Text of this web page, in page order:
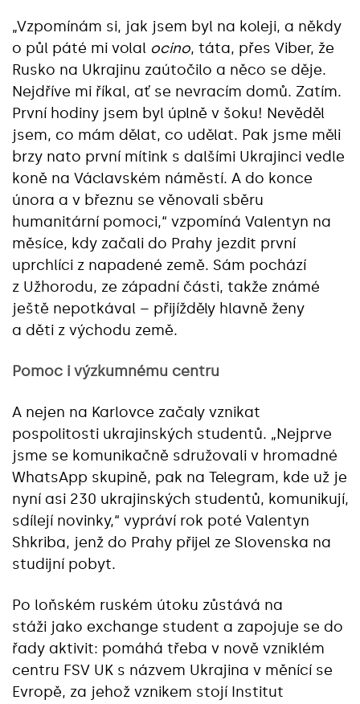
„Vzpomínám si, jak jsem byl na koleji, a někdy
o půl páté mi volal ocino, táta, přes Viber, že
Rusko na Ukrajinu zaútočilo a něco se děje.
Nejdříve mi říkal, ať se nevracím domů. Zatím.
První hodiny jsem byl úplně v šoku! Nevěděl
jsem, co mám dělat, co udělat. Pak jsme měli
brzy nato první mítink s dalšími Ukrajinci vedle
koně na Václavském náměstí. A do konce
února a v březnu se věnovali sběru
humanitární pomoci,“ vzpomíná Valentyn na
měsíce, kdy začali do Prahy jezdit první
uprchlíci z napadené země. Sám pochází
z Užhorodu, ze západní části, takže známé
ještě nepotkával – přijížděly hlavně ženy
a děti z východu země.
Pomoc i výzkumnému centru
A nejen na Karlovce začaly vznikat
pospolitosti ukrajinských studentů. „Nejprve
jsme se komunikačně sdružovali v hromadné
WhatsApp skupině, pak na Telegram, kde už je
nyní asi 230 ukrajinských studentů, komunikují,
sdílejí novinky,“ vypráví rok poté Valentyn
Shkriba, jenž do Prahy přijel ze Slovenska na
studijní pobyt.
Po loňském ruském útoku zůstává na
stáži jako exchange student a zapojuje se do
řady aktivit: pomáhá třeba v nově vzniklém
centru FSV UK s názvem Ukrajina v měnící se
Evropě, za jehož vznikem stojí Institut